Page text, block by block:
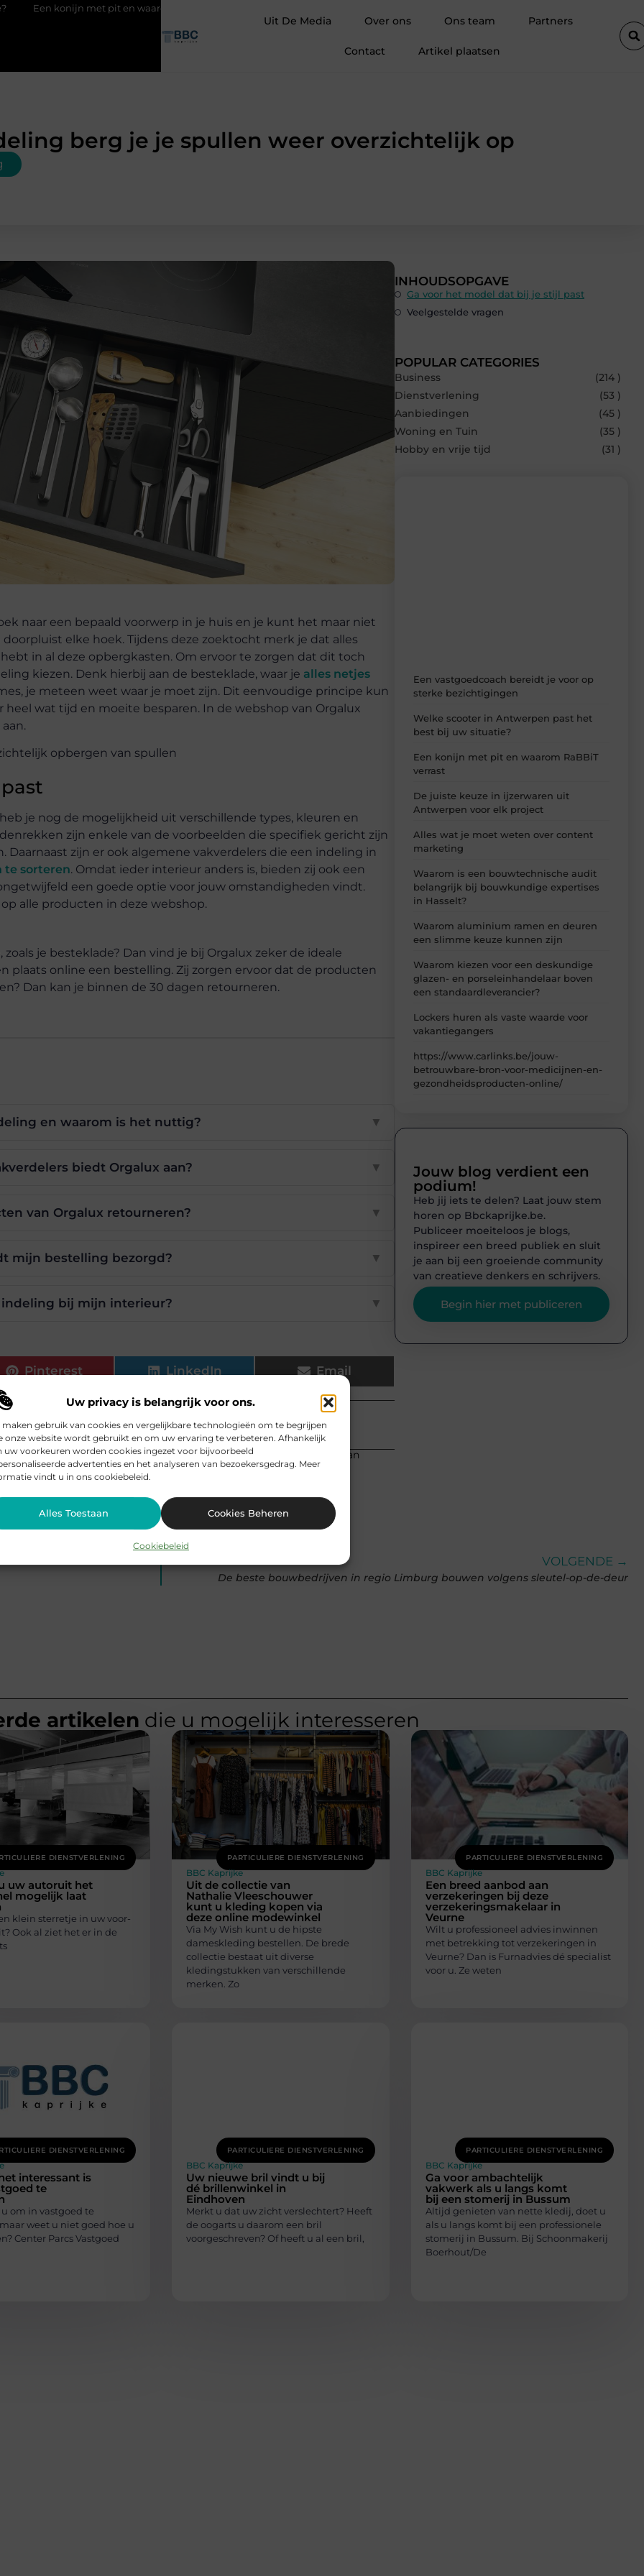
Uw privacy is belangrijk voor ons.
maken gebruik van cookies en vergelijkbare technologieën om te begrijpen
onze website wordt gebruikt en om uw ervaring te verbeteren. Afhankelijk
uw voorkeuren worden cookies ingezet voor bijvoorbeeld
advertenties en het analyseren van bezoekersgedrag. Meer
vindt u in ons cookiebeleid.
Alles Toestaan Cookies Beheren
Cookiebeleid
met pit en waarom RaBBiT verrast
Uit De Media Over ons Ons team Partners
Contact Artikel plaatsen
berg je je spullen weer overzichtelijk op
naar een bepaald voorwerp in je huis en je kunt het maar niet
elke hoek. Tijdens deze zoektocht merk je dat alles
in al deze opbergkasten. Om ervoor te zorgen dat dit toch
kiezen. Denk hierbij aan de besteklade, waar je alles netjes
je meteen weet waar je moet zijn. Dit eenvoudige principe kun
wat tijd en moeite besparen. In de webshop van Orgalux
je nog de mogelijkheid uit verschillende types, kleuren en
zijn enkele van de voorbeelden die specifiek gericht zijn
zijn er ook algemene vakverdelers die een indeling in
te sorteren. Omdat ieder interieur anders is, bieden zij ook een
een goede optie voor jouw omstandigheden vindt.
alle producten in deze webshop.
je besteklade? Dan vind je bij Orgalux zeker de ideale
plaats online een bestelling. Zij zorgen ervoor dat de producten
Dan kan je binnen de 30 dagen retourneren.
en waarom is het nuttig? ▼
biedt Orgalux aan? ▼
van Orgalux retourneren? ▼
mijn bestelling bezorgd? ▼
indeling bij mijn interieur? ▼
Pinterest LinkedIn Email
dat zich richt op het zorgvuldig selecteren en presenteren van
INHOUDSOPGAVE
Ga voor het model dat bij je stijl past
Veelgestelde vragen
POPULAR CATEGORIES
Business
(214 )
Dienstverlening
(53 )
Aanbiedingen
(45 )
Woning en Tuin
(35 )
Hobby en vrije tijd
(31 )
Een vastgoedcoach bereidt je voor op
sterke bezichtigingen
Welke scooter in Antwerpen past het
best bij uw situatie?
Een konijn met pit en waarom RaBBiT
verrast
De juiste keuze in ijzerwaren uit
Antwerpen voor elk project
Alles wat je moet weten over content
marketing
Waarom is een bouwtechnische audit
belangrijk bij bouwkundige expertises
in Hasselt?
Waarom aluminium ramen en deuren
een slimme keuze kunnen zijn
Waarom kiezen voor een deskundige
glazen- en porseleinhandelaar boven
een standaardleverancier?
Lockers huren als vaste waarde voor
vakantiegangers
https://www.carlinks.be/jouw-
betrouwbare-bron-voor-medicijnen-en-
gezondheidsproducten-online/
Jouw blog verdient een
podium!
Heb jij iets te delen? Laat jouw stem
horen op Bbckaprijke.be.
Publiceer moeiteloos je blogs,
inspireer een breed publiek en sluit
je aan bij een groeiende community
van creatieve denkers en schrijvers.
Begin hier met publiceren
VOLGENDE →
De beste bouwbedrijven in regio Limburg bouwen volgens sleutel-op-de-deur
artikelen die u mogelijk interesseren
DIENSTVERLENING
uw autoruit het
mogelijk laat
klein sterretje in uw voor-
Ook al ziet het er in de
PARTICULIERE DIENSTVERLENING
BBC Kaprijke
Uit de collectie van
Nathalie Vleeschouwer
kunt u kleding kopen via
deze online modewinkel
Via My Wish kunt u de hipste
dameskleding bestellen. De brede
collectie bestaat uit diverse
kledingstukken van verschillende
merken. Zo
PARTICULIERE DIENSTVERLENING
BBC Kaprijke
Een breed aanbod aan
verzekeringen bij deze
verzekeringsmakelaar in
Veurne
Wilt u professioneel advies inwinnen
met betrekking tot verzekeringen in
Veurne? Dan is Furnadvies dé specialist
voor u. Ze weten
DIENSTVERLENING
interessant is
te
om in vastgoed te
weet u niet goed hoe u
Center Parcs Vastgoed
PARTICULIERE DIENSTVERLENING
BBC Kaprijke
Uw nieuwe bril vindt u bij
dé brillenwinkel in
Eindhoven
Merkt u dat uw zicht verslechtert? Heeft
de oogarts u daarom een bril
voorgeschreven? Of heeft u al een bril,
PARTICULIERE DIENSTVERLENING
BBC Kaprijke
Ga voor ambachtelijk
vakwerk als u langs komt
bij een stomerij in Bussum
Altijd genieten van nette kledij, doet u
als u langs komt bij een professionele
stomerij in Bussum. Bij Schoonmakerij
Boerhout/De